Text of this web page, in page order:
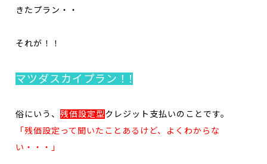
きたプラン・・
それが！！
マツダスカイプラン！!
俗にいう、 残価設定型クレジット支払いのことです。
「残価設定って聞いたことあるけど、よくわからな
い・・・」